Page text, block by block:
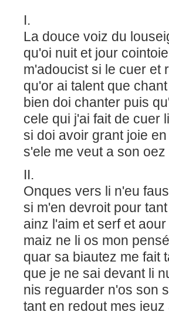
I.
La douce voiz du
qu'oi nuit et jour
m'adoucist si le cuer et
qu'or ai talent que
bien doi chanter puis
cele qui j'ai fait de cuer
si doi avoir grant joie
s'ele me veut a son oez
II.
Onques vers li n'eu
si m'en devroit pour
ainz l'aim et serf et
maiz ne li os mon
quar sa biautez me fait
que je ne sai devant li
nis reguarder n'os son
tant en redout mes ieuz